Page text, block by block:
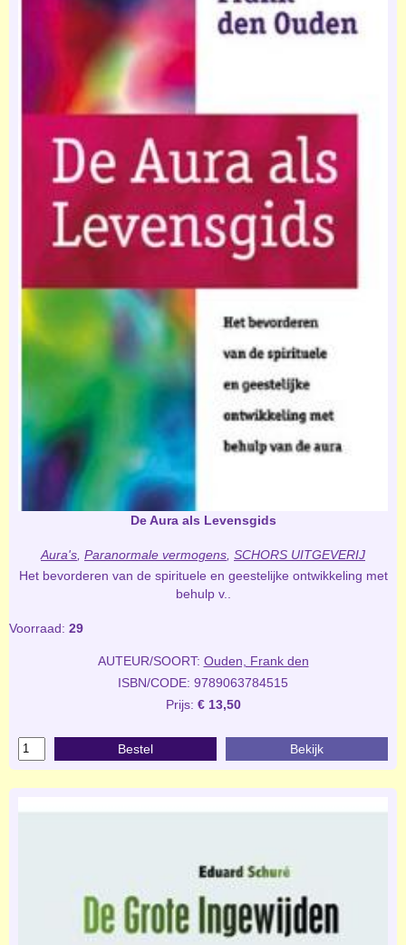
De Aura als Levensgids
Aura's Paranormale vermogens SCHORS UITGEVERIJ
Het bevorderen van de spirituele en geestelijke ontwikkeling met
behulp v..
Voorraad: 29
AUTEUR/SOORT: Ouden, Frank den
ISBN/CODE: 9789063784515
Prijs: € 13,50
Bestel Bekijk